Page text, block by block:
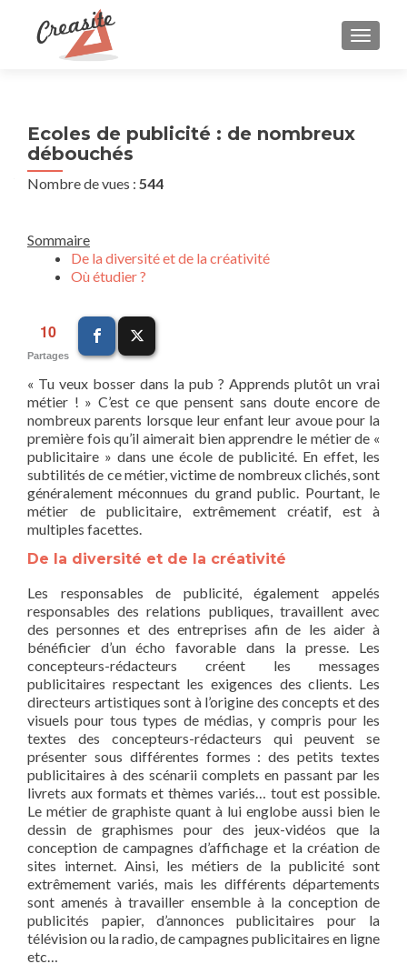
Ecoles de publicité : de nombreux
débouchés
Nombre de vues : 544
Sommaire
De la diversité et de la créativité
Où étudier ?
10
Partages
« Tu veux bosser dans la pub ? Apprends plutôt un vrai
métier ! » C’est ce que pensent sans doute encore de
nombreux parents lorsque leur enfant leur avoue pour la
première fois qu’il aimerait bien apprendre le métier de «
publicitaire » dans une école de publicité. En effet, les
subtilités de ce métier, victime de nombreux clichés, sont
généralement méconnues du grand public. Pourtant, le
métier de publicitaire, extrêmement créatif, est à
multiples facettes.
De la diversité et de la créativité
Les responsables de publicité, également appelés
responsables des relations publiques, travaillent avec
des personnes et des entreprises afin de les aider à
bénéficier d’un écho favorable dans la presse. Les
concepteurs-rédacteurs créent les messages
publicitaires respectant les exigences des clients. Les
directeurs artistiques sont à l’origine des concepts et des
visuels pour tous types de médias, y compris pour les
textes des concepteurs-rédacteurs qui peuvent se
présenter sous différentes formes : des petits textes
publicitaires à des scénarii complets en passant par les
livrets aux formats et thèmes variés… tout est possible.
Le métier de graphiste quant à lui englobe aussi bien le
dessin de graphismes pour des jeux-vidéos que la
conception de campagnes d’affichage et la création de
sites internet. Ainsi, les métiers de la publicité sont
extrêmement variés, mais les différents départements
sont amenés à travailler ensemble à la conception de
publicités papier, d’annonces publicitaires pour la
télévision ou la radio, de campagnes publicitaires en ligne
etc…